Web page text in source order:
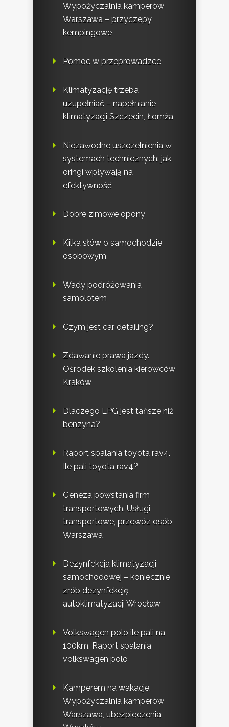
Wypożyczalnia kamperów
Warszawa – przyczepy
kempingowe
Pomoc w przeprowadzce
Klimatyzację trzeba
uzupełniać – napełnianie
klimatyzacji Szczecin, Łomża
Niezawodne uszczelnienia w
systemach technicznych: jak
oringi wpływają na
efektywność
Dobre zimowe opony
Kilka słów o samochodzie
osobowym
Wady podróżowania
samolotem
Czym jest car detailing?
Zdawanie prawa jazdy.
Ośrodek szkolenia kierowców
Kraków
Dlaczego LPG jest tańsze niż
benzyna?
Raport spalania toyota rav4.
Ile pali toyota rav4?
Geneza powstania firm
transportowych. Usługi
transportowe, przewóz osób
Warszawa
Dezynfekcja klimatyzacji
samochodowej – koniecznie
zrób dezynfekcję
autoklimatyzacji Wrocław
Volkswagen polo ile pali na
100km. Raport spalania
volkswagen polo
Kamperem na wakacje.
Wypożyczalnia kamperów
Warszawa, ubezpieczenia